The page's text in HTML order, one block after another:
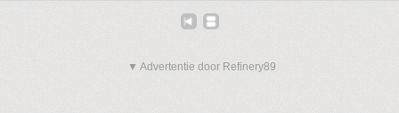
▼ Advertentie door Refinery89